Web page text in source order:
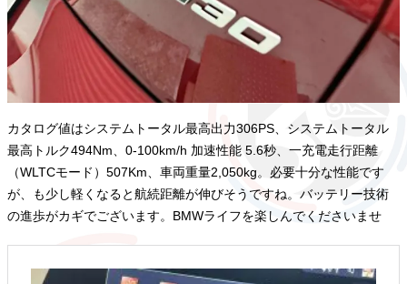
カタログ値はシステムトータル最高出力306PS、システムトータル
最高トルク494Nm、0-100km/h 加速性能 5.6秒、一充電走行距離
（WLTCモード）507Km、車両重量2,050kg。必要十分な性能です
が、も少し軽くなると航続距離が伸びそうですね。バッテリー技術
の進歩がカギでございます。BMWライフを楽しんでくださいませ